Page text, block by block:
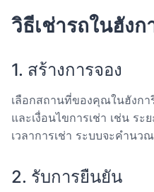
วิธีเช่ารถในฮังก
1. สร้างการจอง
เลือกสถานที่ของคุณในฮังก
และเงื่อนไขการเช่า เช่น ระ
เวลาการเช่า ระบบจะคำน
2. รับการยืนยัน